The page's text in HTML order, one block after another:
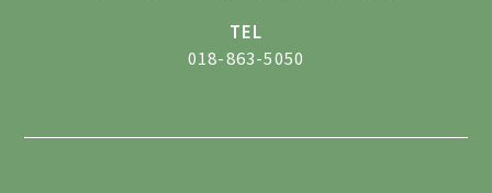
TEL
018-863-5050